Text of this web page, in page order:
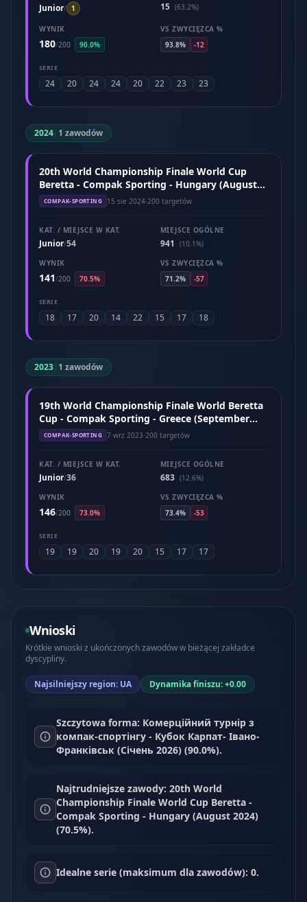
Junior/ 1 15 (63.2%)
WYNIK
180/200 90.0%
VS ZWYCIĘZCA %
93.8%
-12
SERIE
24 20 24 24 20 22 23 23
2024| 1 zawodów
20th World Championship Finale World Cup
Beretta - Compak Sporting - Hungary (August
2024)
COMPAK-SPORTING 15 sie 2024·200 targetów
KAT. / MIEJSCE W KAT.
Junior/54
MIEJSCE OGÓLNE
941
(10.1%)
WYNIK
141/200 70.5%
VS ZWYCIĘZCA %
71.2%
-57
SERIE
18 17 20 14 22 15 17 18
2023| 1 zawodów
19th World Championship Finale World Beretta
Cup - Compak Sporting - Greece (September
2023)
COMPAK-SPORTING 7 wrz 2023·200 targetów
KAT. / MIEJSCE W KAT.
Junior/36
MIEJSCE OGÓLNE
683 (12.6%)
WYNIK
146/200 73.0%
VS ZWYCIĘZCA %
73.4%
-53
SERIE
19 19 20 19 20 15 17 17
Wnioski
Krótkie wnioski z ukończonych zawodów w bieżącej zakładce
dyscypliny.
Najsilniejszy region: UA Dynamika finiszu: +0.00
Szczytowa forma: Комерційний турнір з
компак-спортінгу - Кубок Карпат- Івано-
Франківськ (Січень 2026) (90.0%).
Najtrudniejsze zawody: 20th World
Championship Finale World Cup Beretta -
Compak Sporting - Hungary (August 2024)
(70.5%).
Idealne serie (maksimum dla zawodów): 0.